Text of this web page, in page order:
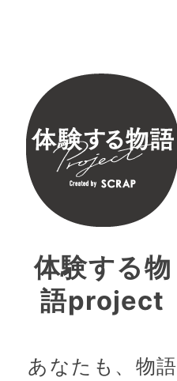
体験する物
語project
あなたも、物語